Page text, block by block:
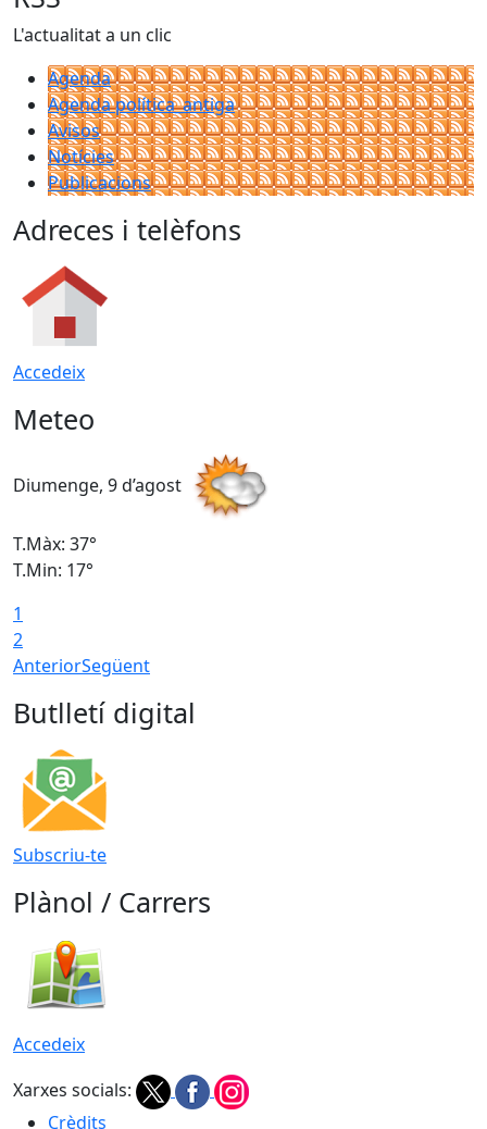
L'actualitat a un clic
Agenda
Agenda política_antiga
Avisos
Notícies
Publicacions
Adreces i telèfons
Accedeix
Meteo
Diumenge, 9 d’agost
T.Màx: 37°
T.Min: 17°
1
2
AnteriorSegüent
Butlletí digital
Subscriu-te
Plànol / Carrers
Accedeix
Xarxes socials:
Crèdits